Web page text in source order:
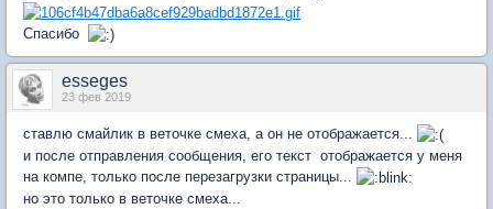
Спасибо
esseges
23 фев 2019
ставлю смайлик в веточке смеха, а он не отображается...
и после отправления сообщения, его текст отображается у меня
на компе, только после перезагрузки страницы...
но это только в веточке смеха...